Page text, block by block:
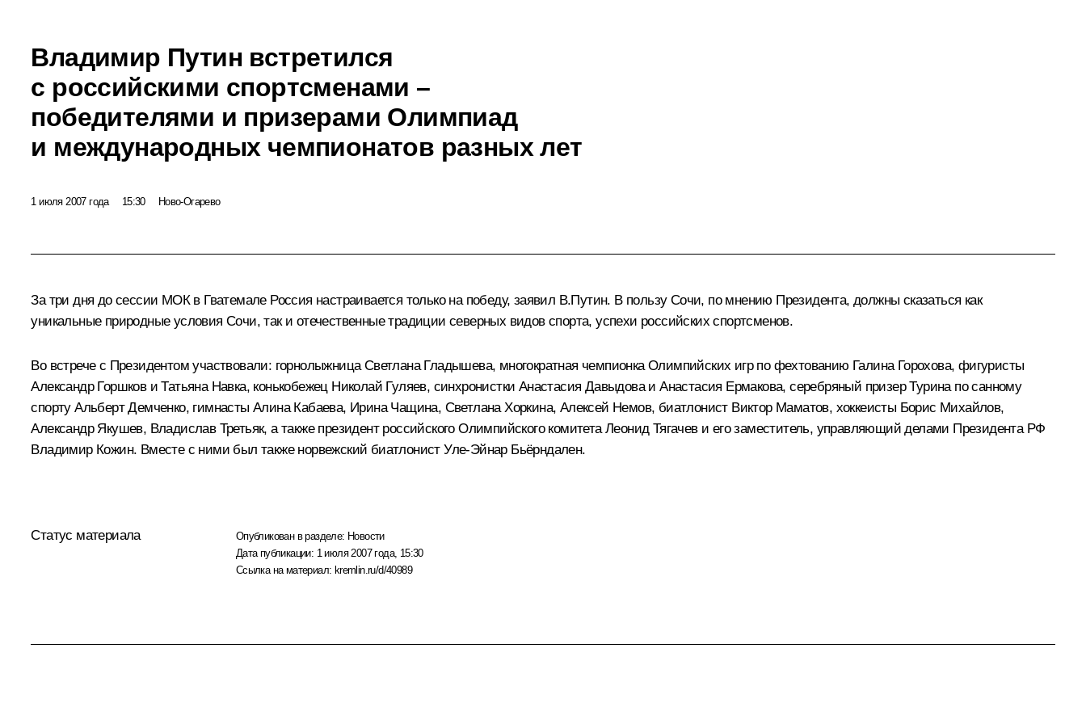
Владимир Путин встретился
с российскими спортсменами –
победителями и призерами Олимпиад
и международных чемпионатов разных лет
1 июля 2007 года 15:30 Ново-Огарево
За три дня до сессии МОК в Гватемале Россия настраивается только на победу, заявил В.Путин. В пользу Сочи, по мнению Президента, должны сказаться как
уникальные природные условия Сочи, так и отечественные традиции северных видов спорта, успехи российских спортсменов.
Во встрече с Президентом участвовали: горнолыжница Светлана Гладышева, многократная чемпионка Олимпийских игр по фехтованию Галина Горохова, фигуристы
Александр Горшков и Татьяна Навка, конькобежец Николай Гуляев, синхронистки Анастасия Давыдова и Анастасия Ермакова, серебряный призер Турина по санному
спорту Альберт Демченко, гимнасты Алина Кабаева, Ирина Чащина, Светлана Хоркина, Алексей Немов, биатлонист Виктор Маматов, хоккеисты Борис Михайлов,
Александр Якушев, Владислав Третьяк, а также президент российского Олимпийского комитета Леонид Тягачев и его заместитель, управляющий делами Президента РФ
Владимир Кожин. Вместе с ними был также норвежский биатлонист Уле-Эйнар Бьёрндален.
Статус материала Опубликован в разделе: Новости
Дата публикации: 1 июля 2007 года, 15:30
Ссылка на материал: kremlin.ru/d/40989